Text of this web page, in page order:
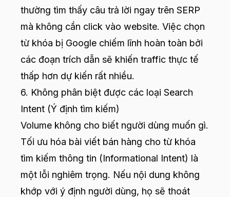
thường tìm thấy câu trả lời ngay trên SERP
mà không cần click vào website. Việc chọn
từ khóa bị Google chiếm lĩnh hoàn toàn bởi
các đoạn trích dẫn sẽ khiến traffic thực tế
thấp hơn dự kiến rất nhiều.
6. Không phân biệt được các loại Search
Intent (Ý định tìm kiếm)
Volume không cho biết người dùng muốn gì.
Tối ưu hóa bài viết bán hàng cho từ khóa
tìm kiếm thông tin (Informational Intent) là
một lỗi nghiêm trọng. Nếu nội dung không
khớp với ý định người dùng, họ sẽ thoát